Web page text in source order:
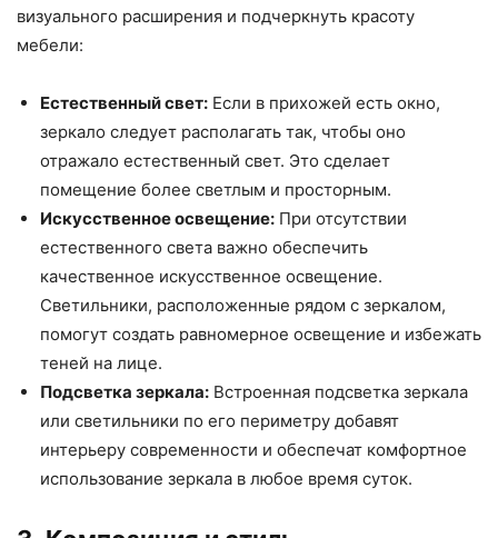
визуального расширения и подчеркнуть красоту
мебели:
Естественный свет: Если в прихожей есть окно,
зеркало следует располагать так, чтобы оно
отражало естественный свет. Это сделает
помещение более светлым и просторным.
Искусственное освещение: При отсутствии
естественного света важно обеспечить
качественное искусственное освещение.
Светильники, расположенные рядом с зеркалом,
помогут создать равномерное освещение и избежать
теней на лице.
Подсветка зеркала: Встроенная подсветка зеркала
или светильники по его периметру добавят
интерьеру современности и обеспечат комфортное
использование зеркала в любое время суток.